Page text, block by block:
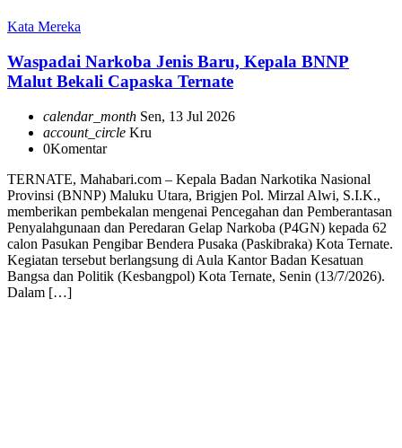
Kata Mereka
Waspadai Narkoba Jenis Baru, Kepala BNNP
Malut Bekali Capaska Ternate
calendar_month Sen, 13 Jul 2026
account_circle Kru
0Komentar
TERNATE, Mahabari.com – Kepala Badan Narkotika Nasional
Provinsi (BNNP) Maluku Utara, Brigjen Pol. Mirzal Alwi, S.I.K.,
memberikan pembekalan mengenai Pencegahan dan Pemberantasan
Penyalahgunaan dan Peredaran Gelap Narkoba (P4GN) kepada 62
calon Pasukan Pengibar Bendera Pusaka (Paskibraka) Kota Ternate.
Kegiatan tersebut berlangsung di Aula Kantor Badan Kesatuan
Bangsa dan Politik (Kesbangpol) Kota Ternate, Senin (13/7/2026).
Dalam […]